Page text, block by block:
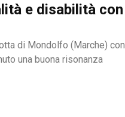
e disabilità con
di Mondolfo (Marche) con
una buona risonanza